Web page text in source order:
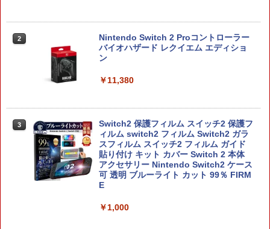
3 スプラトゥーン レイダース -Switch2
￥6,447
4
ニンテンドープリペイド番号 9000円|オ
ンラインコード版
￥9,000
ンラインコード版
3
【純正品】ディスクドライブ(CFI-ZDD1
J) PlayStation 5
￥11,849
4
【純正品】DualSense ワイヤレスコン
トローラー ミッドナイト ブラック(CFI-
ZCT2J01)
￥10,737
【純正品】DualSense ワイヤレスコン
トローラー(CFI-ZCT2J)
3
【純正品】Xbox ワイヤレス コントロー
ラー (カーボンブラック)
￥8,020
B-C ケーブル
￥2,618
【国内正規品】Thrustmaster スラスト
S5、PS5 Pro、Xbox One、Xbox Serie
s X|S 対応の高精度 H パターン シフター
3
【Amazon.co.jp限定】劇場版モノノ怪
第三章 蛇神 (Amazon.co.jp限定オリジ
ナル三方背収納ケース付きコレクション)
カー特典:【坤と離】二振りの剣、十翼よ
￥10,780
劇場版「鬼滅の刃」無限城編 第一章 猗
窩座再来 完全生産限定版 [Blu-ray]
2
Nintendo Switch 2 Proコントローラー
バイオハザード レクイエム エディショ
ン
￥11,380
3
Switch2 保護フィルム スイッチ2 保護フ
ィルム switch2 フィルム Switch2 ガラ
スフィルム スイッチ2 フィルム ガイド
貼り付け キット カバー Switch 2 本体
アクセサリー Nintendo Switch2 ケース
可 透明 ブルーライト カット 99％ FIRM
E
￥1,000